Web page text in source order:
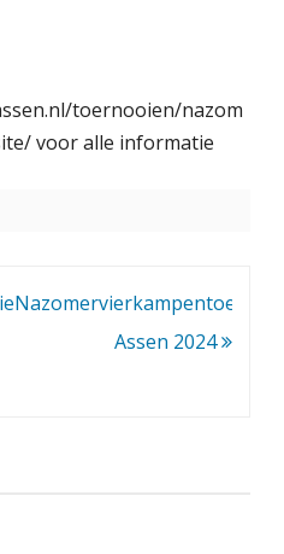
toernooien/nazom
voor alle informatie
Nazomervierkampentoernooi
Assen 2024